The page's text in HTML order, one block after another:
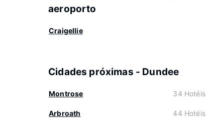
aeroporto
Craigellie
Cidades próximas - Dundee
Montrose 34 Hotéis
Arbroath 44 Hotéis